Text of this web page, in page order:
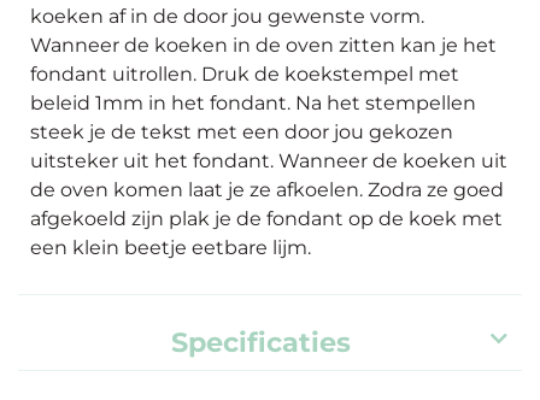
koeken af in de door jou gewenste vorm.
Wanneer de koeken in de oven zitten kan je het
fondant uitrollen. Druk de koekstempel met
beleid 1mm in het fondant. Na het stempellen
steek je de tekst met een door jou gekozen
uitsteker uit het fondant. Wanneer de koeken uit
de oven komen laat je ze afkoelen. Zodra ze goed
afgekoeld zijn plak je de fondant op de koek met
een klein beetje eetbare lijm.
Specificaties